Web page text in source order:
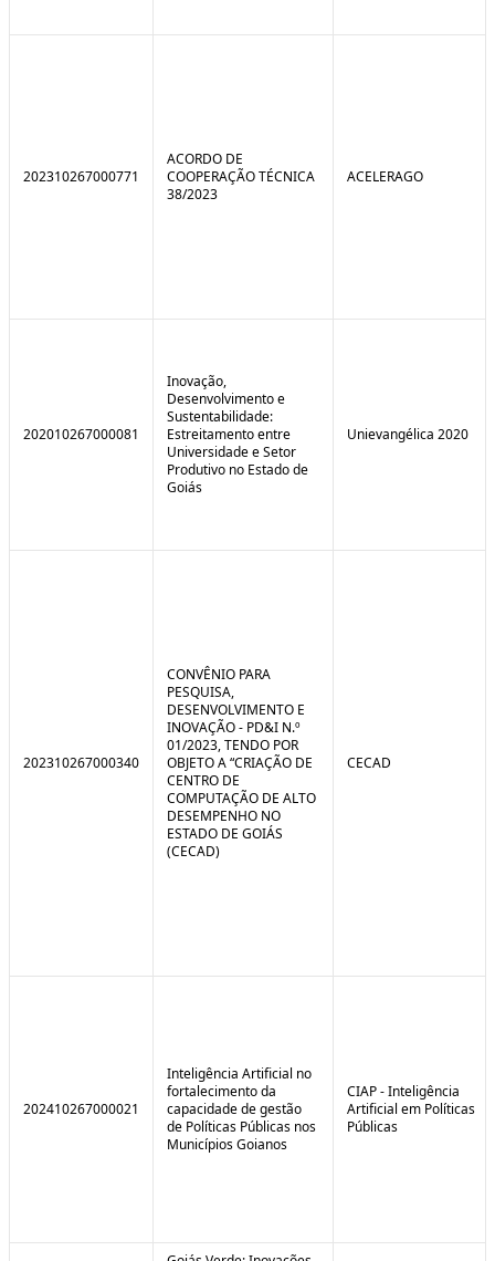
202310267000771
ACORDO DE
COOPERAÇÃO TÉCNICA
38/2023
ACELERAGO
202010267000081
Inovação,
Desenvolvimento e
Sustentabilidade:
Estreitamento entre
Universidade e Setor
Produtivo no Estado de
Goiás
Unievangélica 2020
202310267000340
CONVÊNIO PARA
PESQUISA,
DESENVOLVIMENTO E
INOVAÇÃO - PD&I N.º
01/2023, TENDO POR
OBJETO A “CRIAÇÃO DE
CENTRO DE
COMPUTAÇÃO DE ALTO
DESEMPENHO NO
ESTADO DE GOIÁS
(CECAD)
CECAD
202410267000021
Inteligência Artificial no
fortalecimento da
capacidade de gestão
de Políticas Públicas nos
Municípios Goianos
CIAP - Inteligência
Artificial em Políticas
Públicas